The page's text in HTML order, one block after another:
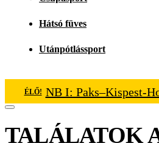
Hátsó füves
Utánpótlássport
ÉLŐ! NB I: Paks–Kispest-
TALÁLATOK